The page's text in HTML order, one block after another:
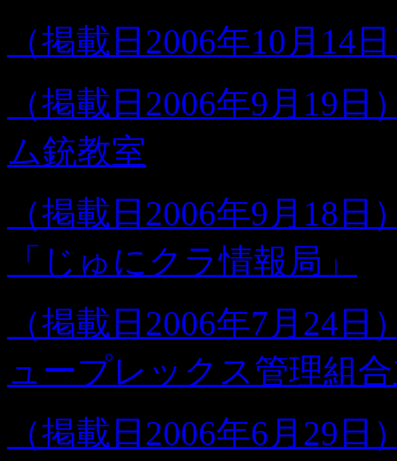
（掲載日2006年10月14
（掲載日2006年9月19
ム銃教室
（掲載日2006年9月18
「じゅにクラ情報局」
（掲載日2006年7月24
ュープレックス管理組
（掲載日2006年6月29